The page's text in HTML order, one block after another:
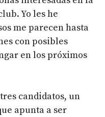
Yo les he
me parecen hasta
con posibles
en los próximos
candidatos, un
apunta a ser